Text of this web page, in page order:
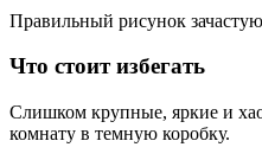
Правильный рисунок зачастую
Что стоит избегать
Слишком крупные, яркие и
комнату в темную коробку.